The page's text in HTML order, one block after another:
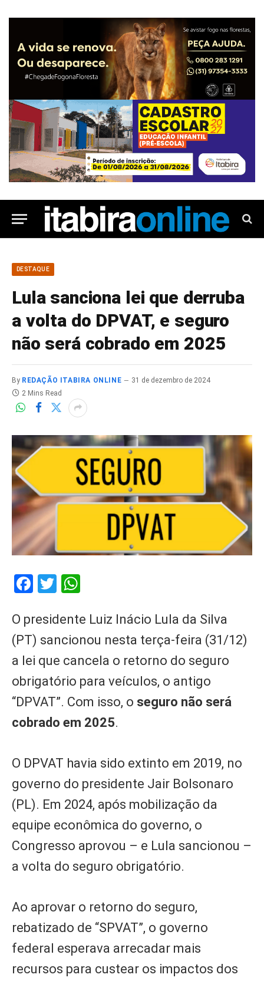
DESTAQUE
Lula sanciona lei que derruba
a volta do DPVAT, e seguro
não será cobrado em 2025
By REDAÇÃO ITABIRA ONLINE
31 de dezembro de 2024
2 Mins Read
Facebook
Twitter
O presidente Luiz Inácio Lula da Silva
(PT) sancionou nesta terça-feira (31/12)
a lei que cancela o retorno do seguro
obrigatório para veículos, o antigo
“DPVAT”. Com isso, o seguro não será
cobrado em 2025.
O DPVAT havia sido extinto em 2019, no
governo do presidente Jair Bolsonaro
(PL). Em 2024, após mobilização da
equipe econômica do governo, o
Congresso aprovou – e Lula sancionou –
a volta do seguro obrigatório.
Ao aprovar o retorno do seguro,
rebatizado de “SPVAT”, o governo
federal esperava arrecadar mais
recursos para custear os impactos dos